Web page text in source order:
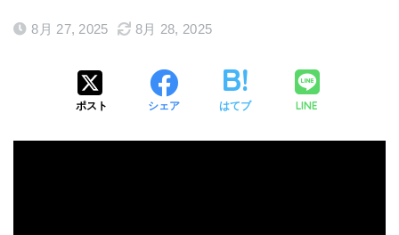
8月 27, 2025 8月 28, 2025
ポスト シェア はてブ LINE